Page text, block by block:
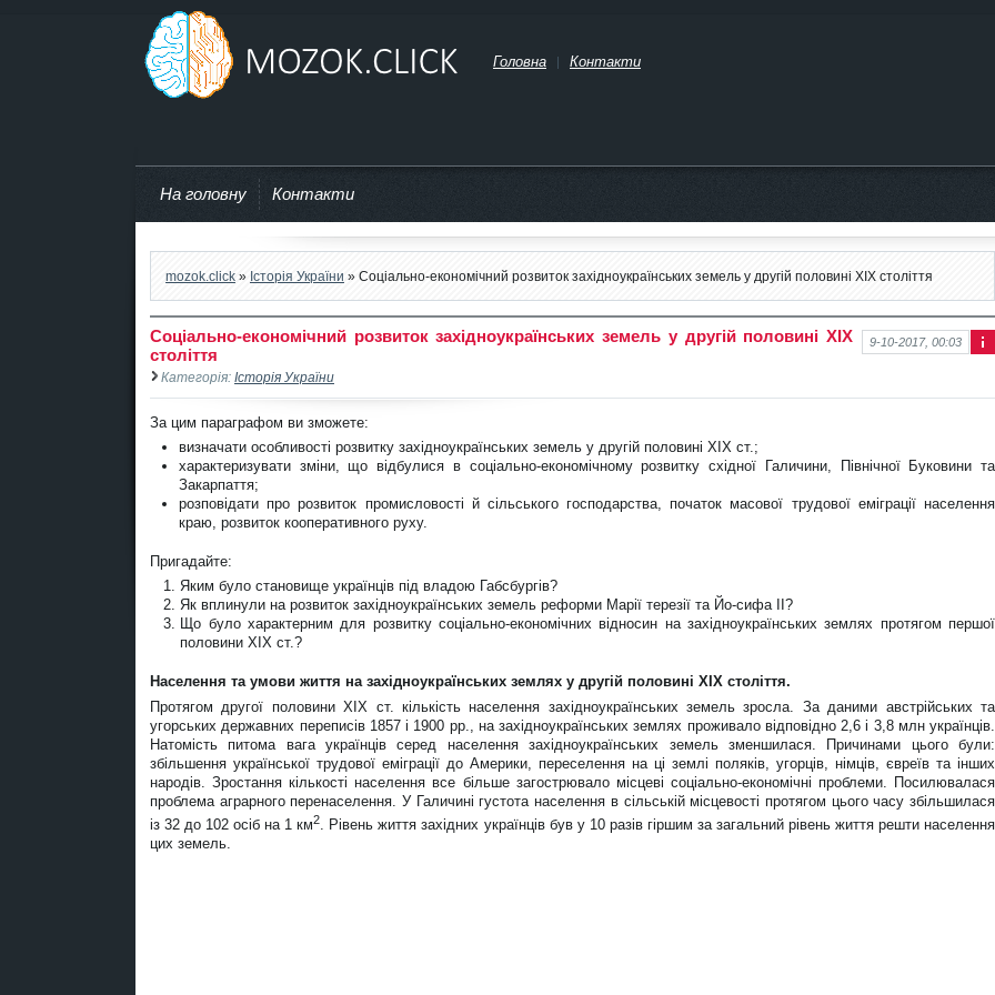
Головна Контакти
На головну Контакти
mozok.click » Історія України » Соціально-економічний розвиток західноукраїнських земель у другій половині XIX століття
ма
ину
9-10-2017, 00:03
Соціально-економічний розвиток західноукраїнських земель у другій половині XIX
століття
Категорія: Історія України
За цим параграфом ви зможете:
визначати особливості розвитку західноукраїнських земель у другій половині XIX ст.;
характеризувати зміни, що відбулися в соціально-економічному розвитку східної Галичини, Північної Буковини та
Закарпаття;
розповідати про розвиток промисловості й сільського господарства, початок масової трудової еміграції населення
краю, розвиток кооперативного руху.
Пригадайте:
Яким було становище українців під владою Габсбургів?
Як вплинули на розвиток західноукраїнських земель реформи Марії терезії та Йо-сифа II?
Що було характерним для розвитку соціально-економічних відносин на західноукраїнських землях протягом першої
половини XIX ст.?
Населення та умови життя на західноукраїнських землях у другій половині XIX століття.
Протягом другої половини XIX ст. кількість населення західноукраїнських земель зросла. За даними австрійських та
угорських державних переписів 1857 і 1900 рр., на західноукраїнських землях проживало відповідно 2,6 і 3,8 млн українців.
Натомість питома вага українців серед населення західноукраїнських земель зменшилася. Причинами цього були:
збільшення української трудової еміграції до Америки, переселення на ці землі поляків, угорців, німців, євреїв та інших
народів. Зростання кількості населення все більше загострювало місцеві соціально-економічні проблеми. Посилювалася
проблема аграрного перенаселення. У Галичині густота населення в сільській місцевості протягом цього часу збільшилася
із 32 до 102 осіб на 1 км2
. Рівень життя західних українців був у 10 разів гіршим за загальний рівень життя решти населення
цих земель.